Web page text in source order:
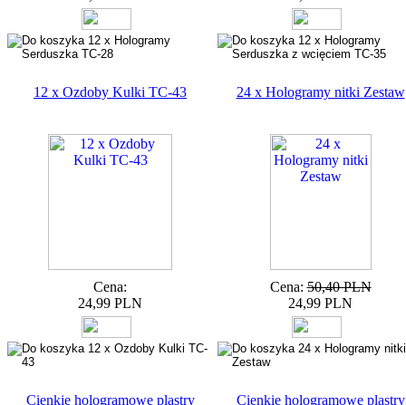
12 x Ozdoby Kulki TC-43
Cena:
24,99 PLN
24 x Hologramy nitki Zestaw
Cena: 50,40 PLN
24,99 PLN
Cienkie hologramowe plastry
Cienkie hologramowe plastry